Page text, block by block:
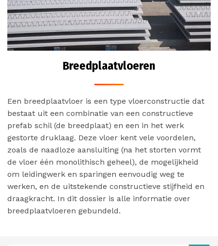
Breedplaatvloeren
Een breedplaatvloer is een type vloerconstructie dat
bestaat uit een combinatie van een constructieve
prefab schil (de breedplaat) en een in het werk
gestorte druklaag. Deze vloer kent vele voordelen,
zoals de naadloze aansluiting (na het storten vormt
de vloer één monolithisch geheel), de mogelijkheid
om leidingwerk en sparingen eenvoudig weg te
werken, en de uitstekende constructieve stijfheid en
draagkracht. In dit dossier is alle informatie over
breedplaatvloeren gebundeld.